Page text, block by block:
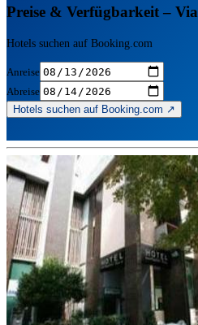
Preise & Verfügbarkeit –
Hotels suchen auf Booking.com
Anreise
Abreise
Hotels suchen auf Booking.com ↗